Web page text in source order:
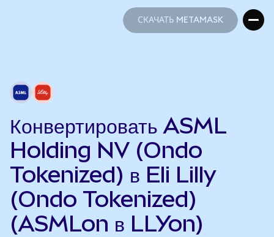
СКАЧАТЬ METAMASK
Конвертировать ASML
Holding NV (Ondo
Tokenized) в Eli Lilly
(Ondo Tokenized)
(ASMLon в LLYon)